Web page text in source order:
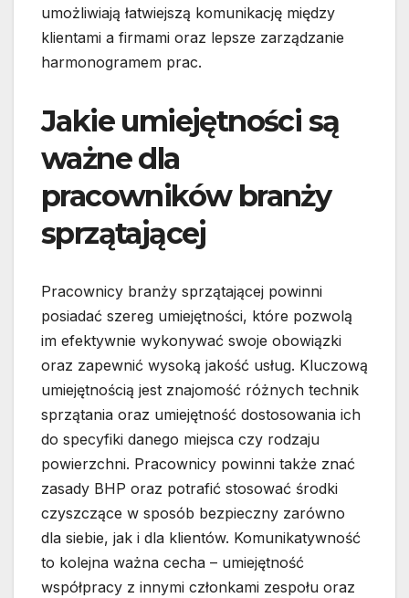
umożliwiają łatwiejszą komunikację między
klientami a firmami oraz lepsze zarządzanie
harmonogramem prac.
Jakie umiejętności są
ważne dla
pracowników branży
sprzątającej
Pracownicy branży sprzątającej powinni
posiadać szereg umiejętności, które pozwolą
im efektywnie wykonywać swoje obowiązki
oraz zapewnić wysoką jakość usług. Kluczową
umiejętnością jest znajomość różnych technik
sprzątania oraz umiejętność dostosowania ich
do specyfiki danego miejsca czy rodzaju
powierzchni. Pracownicy powinni także znać
zasady BHP oraz potrafić stosować środki
czyszczące w sposób bezpieczny zarówno
dla siebie, jak i dla klientów. Komunikatywność
to kolejna ważna cecha – umiejętność
współpracy z innymi członkami zespołu oraz